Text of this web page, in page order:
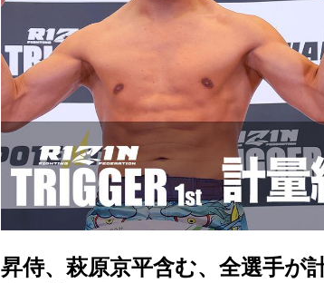
昇侍、萩原京平含む、全選手が